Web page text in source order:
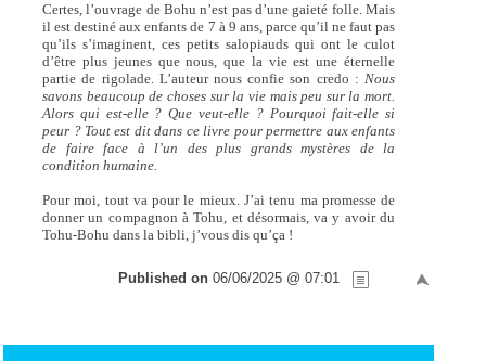
Certes, l’ouvrage de Bohu n’est pas d’une gaieté folle. Mais
il est destiné aux enfants de 7 à 9 ans, parce qu’il ne faut pas
qu’ils s’imaginent, ces petits salopiauds qui ont le culot
d’être plus jeunes que nous, que la vie est une éternelle
partie de rigolade. L’auteur nous confie son credo :Nous
savons beaucoup de choses sur la vie mais peu sur la mort.
Alors qui est-elle ? Que veut-elle ? Pourquoi fait-elle si
peur ? Tout est dit dans ce livre pour permettre aux enfants
de faire face à l’un des plus grands mystères de la
condition humaine.
Pour moi, tout va pour le mieux. J’ai tenu ma promesse de
donner un compagnon à Tohu, et désormais, va y avoir du
Tohu-Bohu dans la bibli, j’vous dis qu’ça !
Published on 06/06/2025 @ 07:01